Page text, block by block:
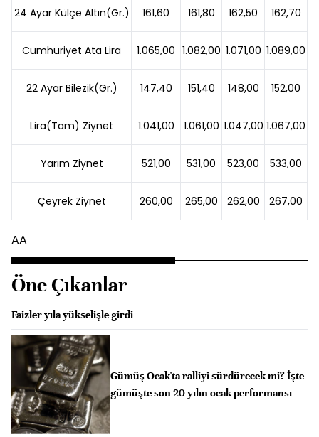
24 Ayar Külçe Altın(Gr.) 161,60 161,80 162,50 162,70
Cumhuriyet Ata Lira 1.065,00 1.082,00 1.071,00 1.089,00
22 Ayar Bilezik(Gr.) 147,40 151,40 148,00 152,00
Lira(Tam) Ziynet 1.041,00 1.061,00 1.047,00 1.067,00
Yarım Ziynet 521,00 531,00 523,00 533,00
Çeyrek Ziynet 260,00 265,00 262,00 267,00
AA
Öne Çıkanlar
Faizler yıla yükselişle girdi
Gümüş Ocak'ta ralliyi sürdürecek mi? İşte
gümüşte son 20 yılın ocak performansı